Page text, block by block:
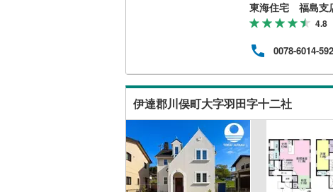
ながら
イフプラ
ちゃん
プロが資
歓迎 】
フがお子
ひご来店
東海住宅 福島支
4.8
0078-6014-
伊達郡川俣町大字羽田字十二社
構造・規模・施
耐震、免震
（1）
オンライン対応
オンライン
オンライン対